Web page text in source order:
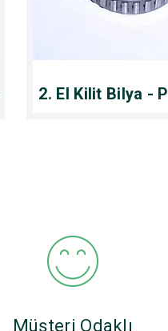
2. El Kilit Bilya -
Müşteri Odaklı